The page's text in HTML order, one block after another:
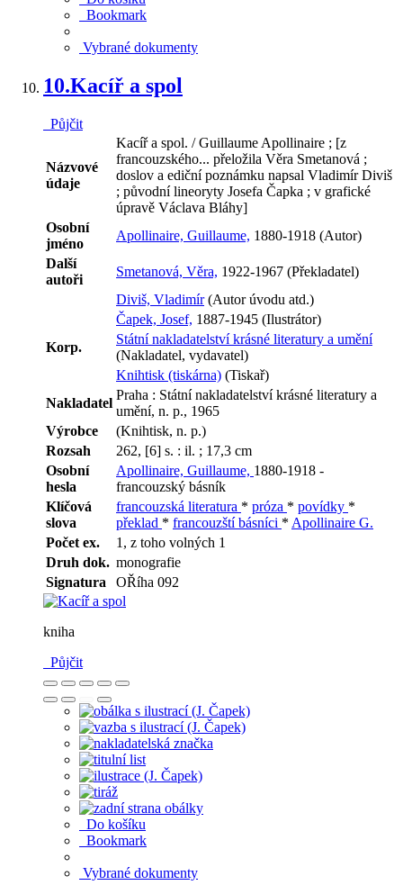
Bookmark
Vybrané dokumenty
10.Kacíř a spol
Půjčit
Názvové
údaje
Kacíř a spol. / Guillaume Apollinaire ; [z
francouzského... přeložila Věra Smetanová ;
doslov a ediční poznámku napsal Vladimír Diviš
; původní lineoryty Josefa Čapka ; v grafické
úpravě Václava Bláhy]
Osobní
jméno
Apollinaire, Guillaume, 1880-1918 (Autor)
Další
autoři
Smetanová, Věra, 1922-1967 (Překladatel)
Diviš, Vladimír(Autor úvodu atd.)
Čapek, Josef, 1887-1945 (Ilustrátor)
Korp.
Státní nakladatelství krásné literatury a umění
(Nakladatel, vydavatel)
Knihtisk (tiskárna) (Tiskař)
Nakladatel
Praha : Státní nakladatelství krásné literatury a
umění, n. p., 1965
Výrobce
(Knihtisk, n. p.)
Rozsah
262, [6] s. : il. ; 17,3 cm
Osobní
hesla
Apollinaire, Guillaume, 1880-1918 -
francouzský básník
Klíčová
slova
francouzská literatura * próza * povídky *
překlad * francouzští básníci * Apollinaire G.
Počet ex.
1, z toho volných 1
Druh dok. monografie
Signatura
OŘíha 092
kniha
Půjčit
Do košíku
Bookmark
Vybrané dokumenty